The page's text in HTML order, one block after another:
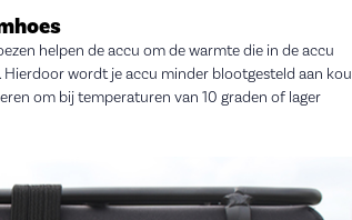
helpen de accu om de warmte die in de accu
wordt je accu minder blootgesteld aan kou
om bij temperaturen van 10 graden of lager